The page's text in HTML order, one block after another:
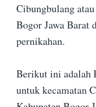
Cibungbulang
Bogor Jawa Barat
pernikahan.
Berikut ini adalah
untuk kecamatan